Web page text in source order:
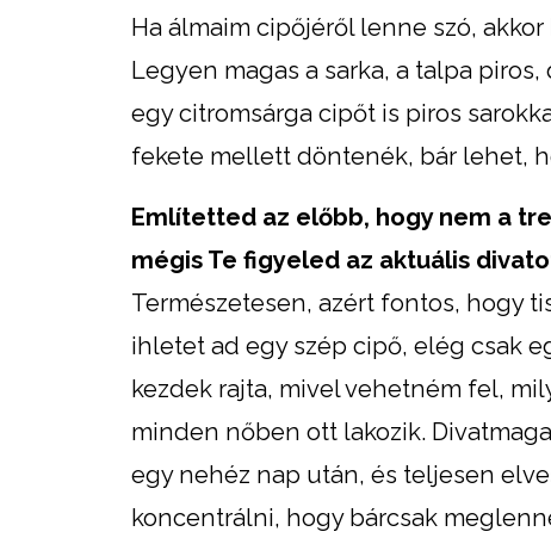
Ha álmaim cipőjéről lenne szó,
Legyen magas a sarka, a talpa
egy citromsárga cipőt is piros
fekete mellett döntenék, bár lehet,
Említetted az előbb, hogy nem a
mégis Te figyeled az aktuális
Természetesen, azért fontos, hogy
ihletet ad egy szép cipő, elég csak
kezdek rajta, mivel vehetném fel,
minden nőben ott lakozik.
egy nehéz nap után, és teljesen
koncentrálni, hogy bárcsak